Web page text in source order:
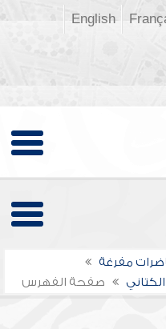
English
مفرغة
صفحة الفهرس